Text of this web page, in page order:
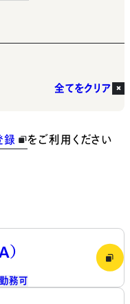
全てをクリア
録 をご利用ください
勤務可